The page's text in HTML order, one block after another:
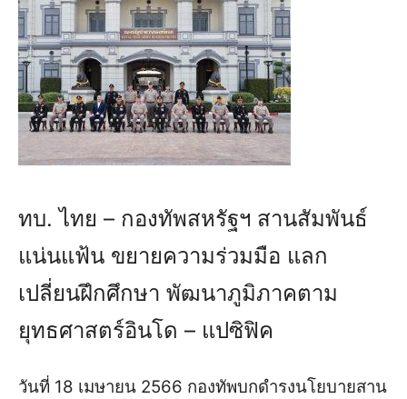
ทบ. ไทย – กองทัพสหรัฐฯ สานสัมพันธ์
แน่นแฟ้น ขยายความร่วมมือ แลก
เปลี่ยนฝึกศึกษา พัฒนาภูมิภาคตาม
ยุทธศาสตร์อินโด – แปซิฟิค
วันที่ 18 เมษายน 2566 กองทัพบกดำรงนโยบายสาน